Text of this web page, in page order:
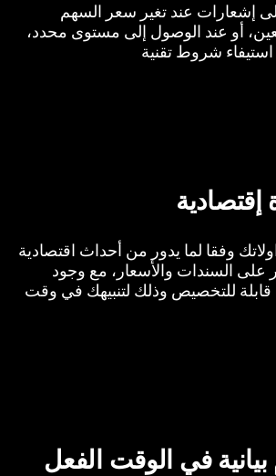
إشعارات عند تغير سعر السهم
أو عند الوصول إلى مستوى محدد،
شروط تقنية
وفقا لما يدور من أحداث اقتصادية
على السندات والأسعار، مع وجود
للتخصيص وذلك لتنبيهك في وقت
في الوقت الفعل